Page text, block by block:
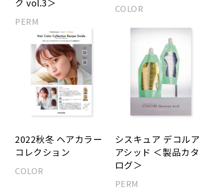
PERM
COLOR
2022秋冬 ヘアカラー
コレクション
COLOR
シスキュア デコルア
アシッド ＜製品カタ
ログ＞
PERM